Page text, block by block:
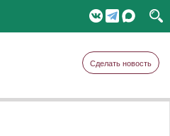
Сделать новость